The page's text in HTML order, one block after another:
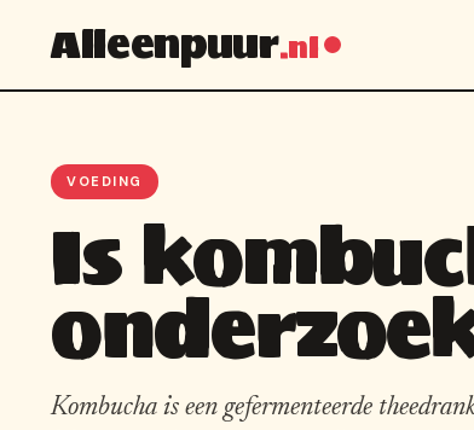
Alleenpuur.nl
VOEDING
Is
Kombucha is een gefermenteerde